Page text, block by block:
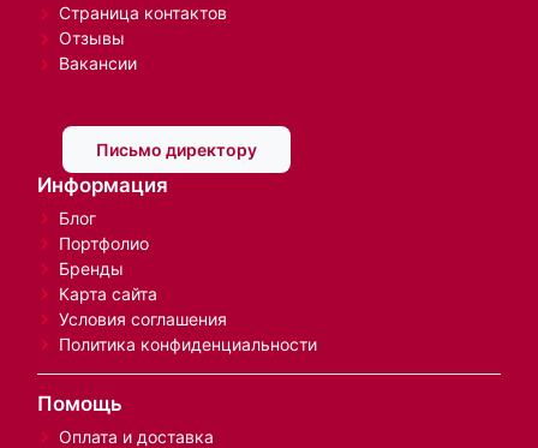
Страница контактов
Отзывы
Вакансии
Письмо директору
Информация
Блог
Портфолио
Бренды
Карта сайта
Условия соглашения
Политика конфиденциальности
Помощь
Оплата и доставка